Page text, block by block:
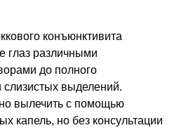
конъюнктивита
глаз различными
до полного
выделений.
вылечить с помощью
капель, но без консультации